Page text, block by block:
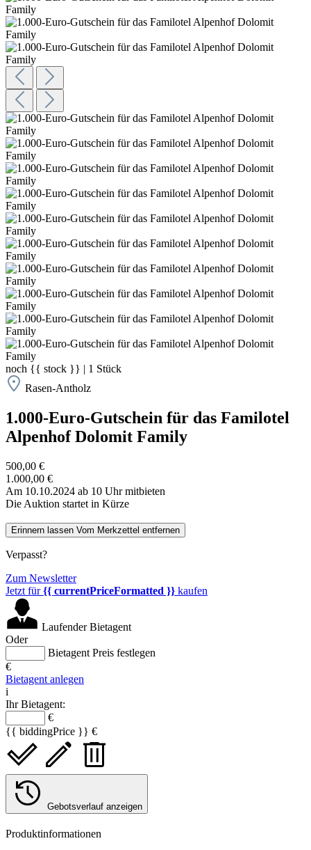
noch {{ stock }} | 1 Stück
Rasen-Antholz
1.000-Euro-Gutschein für das Familotel
Alpenhof Dolomit Family
500,00 €
1.000,00 €
Am 10.10.2024 ab 10 Uhr mitbieten
Die Auktion startet in Kürze
Erinnern lassen Vom Merkzettel entfernen
Verpasst?
Zum Newsletter
Jetzt für{{ currentPriceFormatted }} kaufen
Laufender Bietagent
Oder
Bietagent Preis festlegen
€
Bietagent anlegen
i
Ihr Bietagent:
€
{{ biddingPrice }} €
Gebotsverlauf anzeigen
Produktinformationen